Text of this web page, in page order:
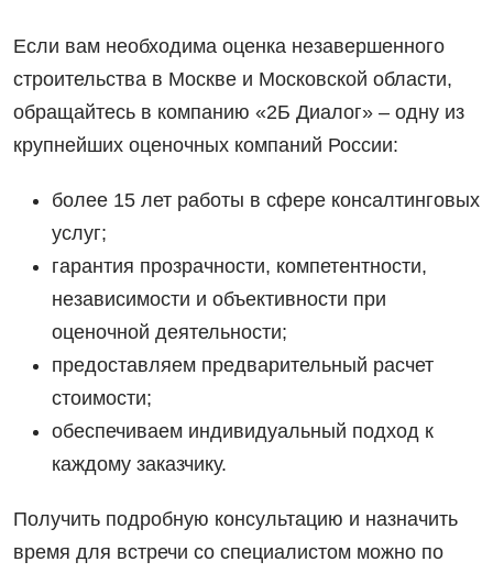
Если вам необходима оценка незавершенного
строительства в Москве и Московской области,
обращайтесь в компанию «2Б Диалог» – одну из
крупнейших оценочных компаний России:
более 15 лет работы в сфере консалтинговых
услуг;
гарантия прозрачности, компетентности,
независимости и объективности при
оценочной деятельности;
предоставляем предварительный расчет
стоимости;
обеспечиваем индивидуальный подход к
каждому заказчику.
Получить подробную консультацию и назначить
время для встречи со специалистом можно по